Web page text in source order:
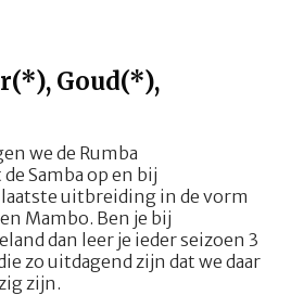
Goud(*),
we de Rumba
de Samba op en bij
laatste uitbreiding in de vorm
Mambo. Ben je bij
dan leer je ieder seizoen 3
zo uitdagend zijn dat we daar
zijn.